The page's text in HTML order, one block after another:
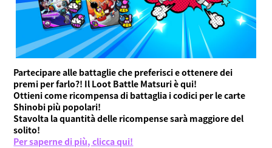
Partecipare alle battaglie che preferisci e ottenere dei
premi per farlo?! Il Loot Battle Matsuri è qui!
Ottieni come ricompensa di battaglia i codici per le carte
Shinobi più popolari!
Stavolta la quantità delle ricompense sarà maggiore del
solito!
Per saperne di più, clicca qui!